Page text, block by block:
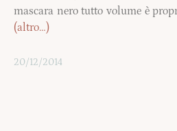
mascara nero tutto volume è
(altro…)
20/12/2014